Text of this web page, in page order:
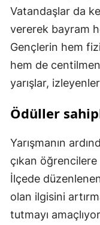
Vatandaşlar da
vererek bayram
Gençlerin hem
hem de
yarışlar,
Ödüller
Yarışmanın
çıkan
İlçede
olan ilgisini
tutmayı